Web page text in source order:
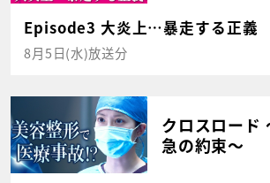
Episode3 大炎上…暴走する正義
8月5日(水)放送分
クロスロード
急の約束～